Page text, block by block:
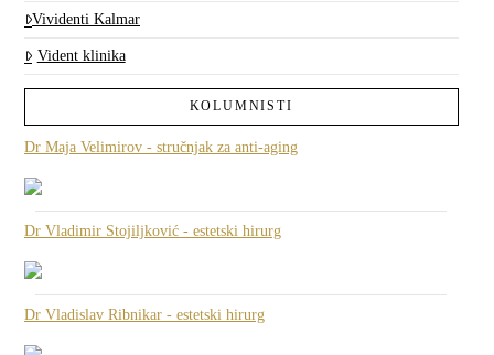
Vividenti Kalmar
Vident klinika
KOLUMNISTI
Dr Maja Velimirov - stručnjak za anti-aging
Dr Vladimir Stojiljković - estetski hirurg
Dr Vladislav Ribnikar - estetski hirurg